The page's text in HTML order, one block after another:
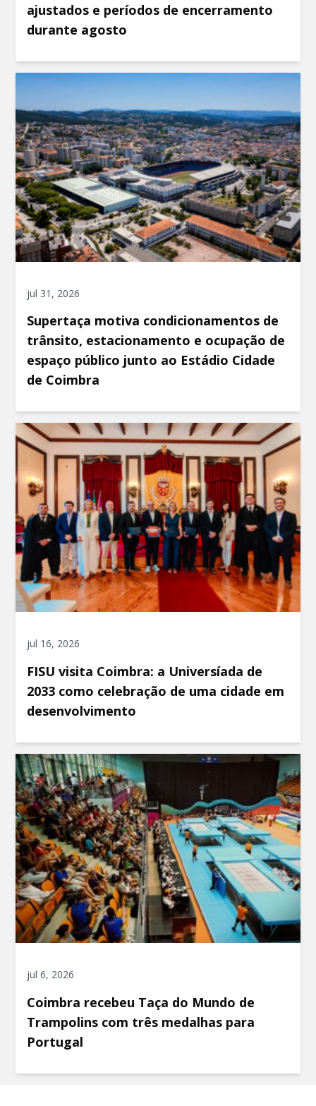
ajustados e períodos de encerramento
durante agosto
jul 31, 2026
Supertaça motiva condicionamentos de
trânsito, estacionamento e ocupação de
espaço público junto ao Estádio Cidade
de Coimbra
jul 16, 2026
FISU visita Coimbra: a Universíada de
2033 como celebração de uma cidade em
desenvolvimento
jul 6, 2026
Coimbra recebeu Taça do Mundo de
Trampolins com três medalhas para
Portugal